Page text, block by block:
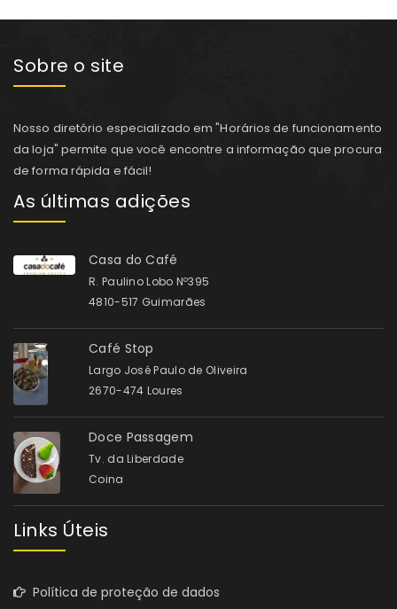
Sobre o site
Nosso diretório especializado em "Horários de funcionamento
da loja" permite que você encontre a informação que procura
de forma rápida e fácil!
As últimas adições
Casa do Café
R. Paulino Lobo Nº395
4810-517 Guimarães
Café Stop
Largo José Paulo de Oliveira
2670-474 Loures
Doce Passagem
Tv. da Liberdade
Coina
Links Úteis
Política de proteção de dados